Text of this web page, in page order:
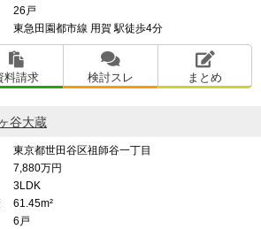
26戸
東急田園都市線 用賀 駅徒歩4分
料請求 検討スレ まとめ
谷大蔵
東京都世田谷区祖師谷一丁目
7,880万円
3LDK
61.45m²
6戸